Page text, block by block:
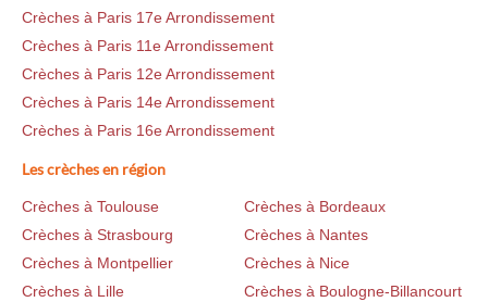
Crèches à Paris 17e Arrondissement
Crèches à Paris 11e Arrondissement
Crèches à Paris 12e Arrondissement
Crèches à Paris 14e Arrondissement
Crèches à Paris 16e Arrondissement
Les crèches en région
Crèches à Toulouse
Crèches à Bordeaux
Crèches à Strasbourg
Crèches à Nantes
Crèches à Montpellier
Crèches à Nice
Crèches à Lille
Crèches à Boulogne-Billancourt